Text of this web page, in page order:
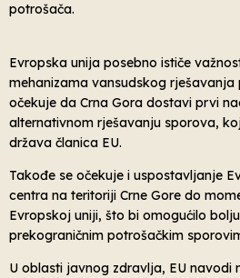
potrošača.
Evropska unija posebno ističe
mehanizama vansudskog
očekuje da Crna Gora dostavi prvi
alternativnom rješavanju sporova,
država članica EU.
Takođe se očekuje i uspostavljanje
centra na teritoriji Crne Gore do
Evropskoj uniji, što bi omogućilo
prekograničnim potrošačkim
U oblasti javnog zdravlja, EU navodi